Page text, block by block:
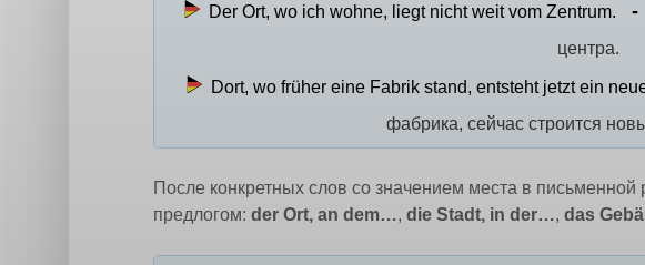
Der Ort, wo ich wohne, liegt nicht weit vom Zentrum.
центра.
Dort, wo früher eine Fabrik stand, entsteht jetzt ein
фабрика, сейчас строится
После конкретных слов со значением места в письменной
предлогом: der Ort, an dem…, die Stadt, in der…, das